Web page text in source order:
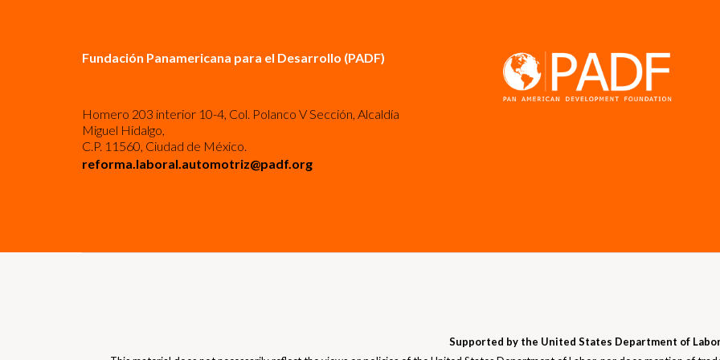
Fundación Panamericana para el Desarrollo (PADF)
Homero 203 interior 10-4, Col. Polanco V Sección, Alcaldía
Miguel Hidalgo,
C.P. 11560, Ciudad de México.
reforma.laboral.automotriz@padf.org
Supported by the United States Department of